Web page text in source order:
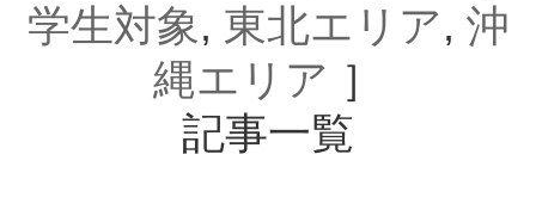
学生対象, 東北エリア, 沖
縄エリア ］
記事一覧